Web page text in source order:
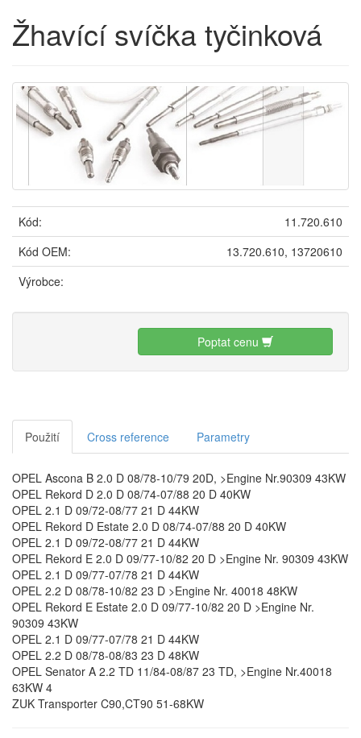
Žhavící svíčka tyčinková
Kód:
11.720.610
Kód OEM:
13.720.610, 13720610
Výrobce:
Poptat cenu
Použití Cross reference Parametry
OPEL Ascona B 2.0 D 08/78-10/79 20D, >Engine Nr.90309 43KW
OPEL Rekord D 2.0 D 08/74-07/88 20 D 40KW
OPEL 2.1 D 09/72-08/77 21 D 44KW
OPEL Rekord D Estate 2.0 D 08/74-07/88 20 D 40KW
OPEL 2.1 D 09/72-08/77 21 D 44KW
OPEL Rekord E 2.0 D 09/77-10/82 20 D >Engine Nr. 90309 43KW
OPEL 2.1 D 09/77-07/78 21 D 44KW
OPEL 2.2 D 08/78-10/82 23 D >Engine Nr. 40018 48KW
OPEL Rekord E Estate 2.0 D 09/77-10/82 20 D >Engine Nr.
90309 43KW
OPEL 2.1 D 09/77-07/78 21 D 44KW
OPEL 2.2 D 08/78-08/83 23 D 48KW
OPEL Senator A 2.2 TD 11/84-08/87 23 TD, >Engine Nr.40018
63KW 4
ZUK Transporter C90,CT90 51-68KW